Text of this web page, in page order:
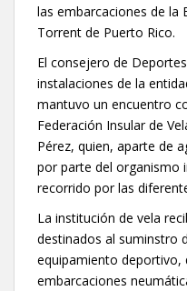
las embarcaciones de la
Torrent de Puerto Rico.
El consejero de
instalaciones de la
mantuvo un encuentro
Federación Insular de
Pérez, quien, aparte de
por parte del organismo
recorrido por las
La institución de vela
destinados al suminstro
equipamiento deportivo,
embarcaciones